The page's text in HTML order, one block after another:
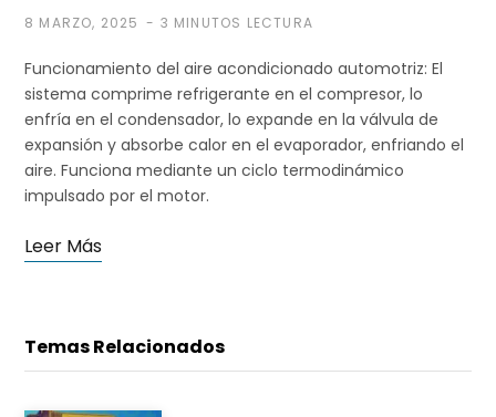
8 MARZO, 2025 3 MINUTOS LECTURA
Funcionamiento del aire acondicionado automotriz: El
sistema comprime refrigerante en el compresor, lo
enfría en el condensador, lo expande en la válvula de
expansión y absorbe calor en el evaporador, enfriando el
aire. Funciona mediante un ciclo termodinámico
impulsado por el motor.
Leer Más
Temas Relacionados